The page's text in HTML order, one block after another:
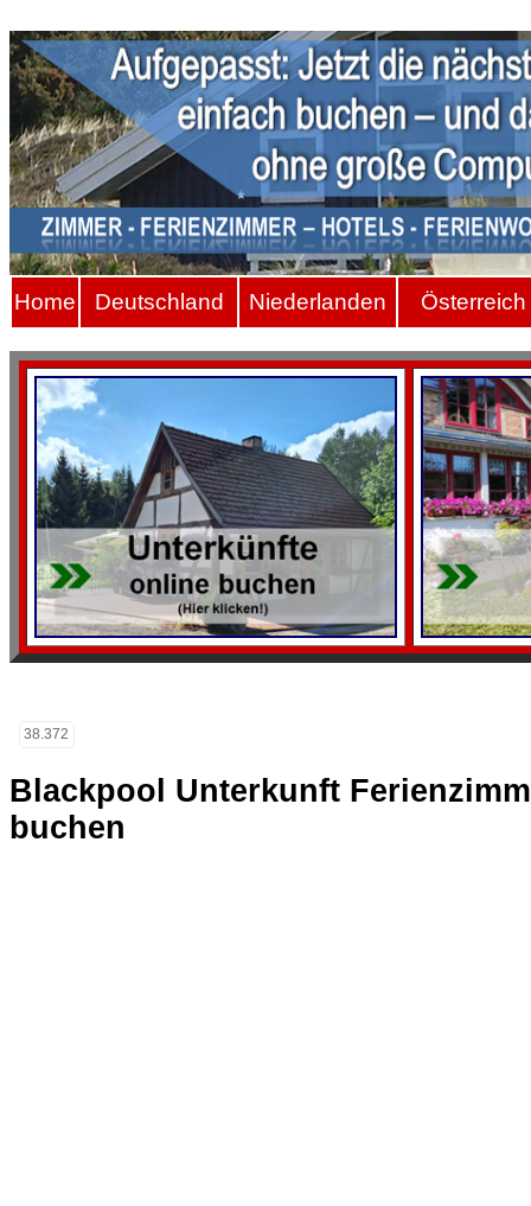
Home Deutschland Niederlanden Österreich
38.372
Blackpool Unterkunft
buchen